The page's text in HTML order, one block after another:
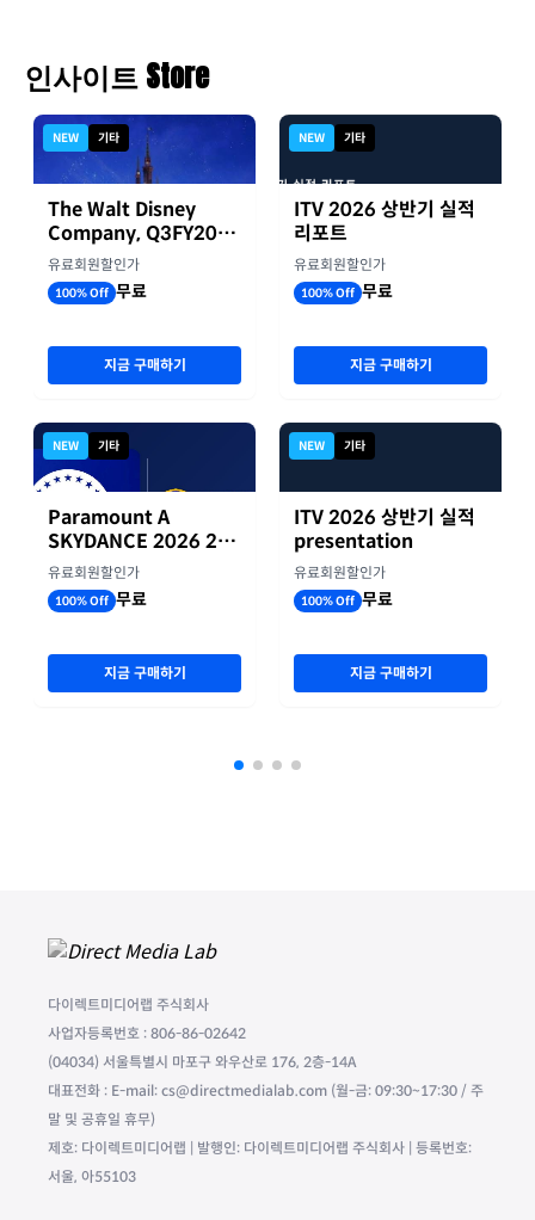
인사이트 Store
NEW 기타
The Walt Disney
Company, Q3FY2026
실적자료
유료회원할인가
100% Off 무료
지금 구매하기
NEW 기타
Paramount A
SKYDANCE 2026 2분
기 실적
유료회원할인가
100% Off 무료
지금 구매하기
NEW 기타
ITV 2026 상반기 실적
리포트
유료회원할인가
100% Off 무료
지금 구매하기
NEW 기타
ITV 2026 상반기 실적
presentation
유료회원할인가
100% Off 무료
지금 구매하기
다이렉트미디어랩 주식회사
사업자등록번호 : 806-86-02642
(04034) 서울특별시 마포구 와우산로 176, 2층-14A
대표전화 : E-mail: cs@directmedialab.com (월-금: 09:30~17:30 / 주
말 및 공휴일 휴무)
제호: 다이렉트미디어랩 | 발행인: 다이렉트미디어랩 주식회사 | 등록번호:
서울, 아55103